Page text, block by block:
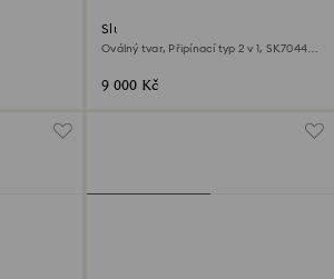
Sluneční brýle
Oválný tvar, Připínací typ 2 v 1, SK7044,
9 000 Kč